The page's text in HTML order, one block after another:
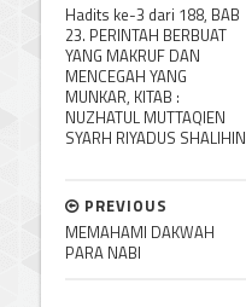
Hadits ke-3 dari 188, BAB
23. PERINTAH BERBUAT
YANG MAKRUF DAN
MENCEGAH YANG
MUNKAR, KITAB :
NUZHATUL MUTTAQIEN
SYARH RIYADUS SHALIHIN
PREVIOUS
MEMAHAMI DAKWAH
PARA NABI